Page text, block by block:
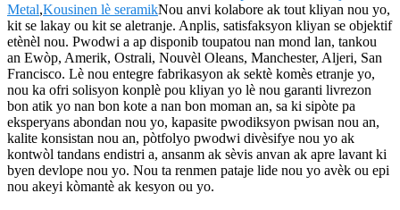
Metal,Kousinen lè seramikNou anvi kolabore ak tout kliyan nou yo,
kit se lakay ou kit se aletranje. Anplis, satisfaksyon kliyan se objektif
etènèl nou. Pwodwi a ap disponib toupatou nan mond lan, tankou
an Ewòp, Amerik, Ostrali, Nouvèl Oleans, Manchester, Aljeri, San
Francisco. Lè nou entegre fabrikasyon ak sektè komès etranje yo,
nou ka ofri solisyon konplè pou kliyan yo lè nou garanti livrezon
bon atik yo nan bon kote a nan bon moman an, sa ki sipòte pa
eksperyans abondan nou yo, kapasite pwodiksyon pwisan nou an,
kalite konsistan nou an, pòtfolyo pwodwi divèsifye nou yo ak
kontwòl tandans endistri a, ansanm ak sèvis anvan ak apre lavant ki
byen devlope nou yo. Nou ta renmen pataje lide nou yo avèk ou epi
nou akeyi kòmantè ak kesyon ou yo.